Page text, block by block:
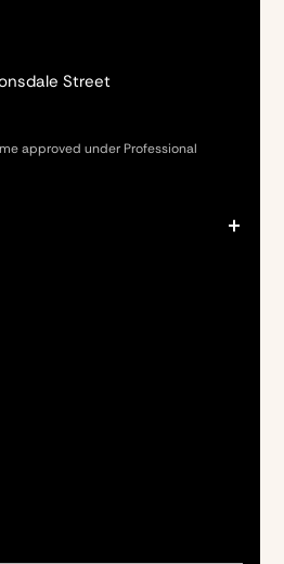
Street
approved under Professional